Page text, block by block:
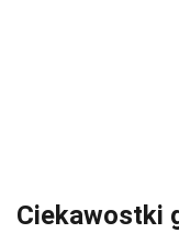
Ciekawostki